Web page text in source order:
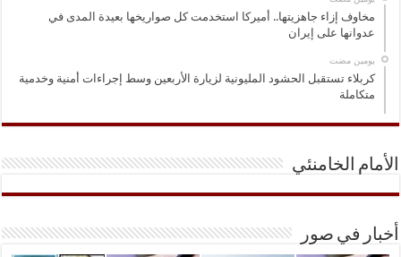
مخاوف إزاء جاهزيتها.. أميركا استخدمت كل صواريخها بعيدة المدى في
عدوانها على إيران
‏يومين مضت
كربلاء تستقبل الحشود المليونية لزيارة الأربعين وسط إجراءات أمنية وخدمية
متكاملة
الأمام الخامنئي
أخبار في صور